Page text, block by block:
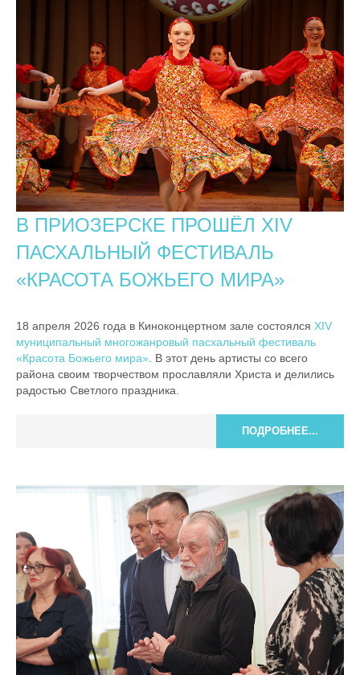
В ПРИОЗЕРСКЕ ПРОШЁЛ XIV
ПАСХАЛЬНЫЙ ФЕСТИВАЛЬ
«КРАСОТА БОЖЬЕГО МИРА»
18 апреля 2026 года в Киноконцертном зале состоялся XIV
муниципальный многожанровый пасхальный фестиваль
«Красота Божьего мира». В этот день артисты со всего
района своим творчеством прославляли Христа и делились
радостью Светлого праздника.
ПОДРОБНЕЕ...